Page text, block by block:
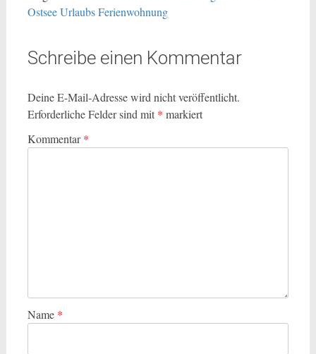
Ostsee Urlaubs Ferienwohnung
Schreibe einen Kommentar
Deine E-Mail-Adresse wird nicht veröffentlicht.
Erforderliche Felder sind mit * markiert
Kommentar*
Name *